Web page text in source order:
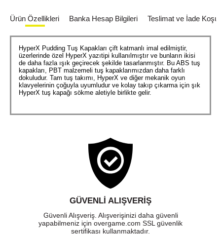
Ürün Özellikleri Banka Hesap Bilgileri Teslimat ve İade
HyperX Pudding Tuş Kapakları çift katmanlı imal edilmiştir,
üzerlerinde özel HyperX yazıtipi kullanılmıştır ve bunların ikisi
de daha fazla ışık geçirecek şekilde tasarlanmıştır. Bu ABS tuş
kapakları, PBT malzemeli tuş kapaklarımızdan daha farklı
dokuludur. Tam tuş takımı, HyperX ve diğer mekanik oyun
klavyelerinin çoğuyla uyumludur ve kolay takıp çıkarma için şık
HyperX tuş kapağı sökme aletiyle birlikte gelir.
GÜVENLI ALIŞVERIŞ
Güvenli Alışveriş. Alışverişinizi daha güvenli
yapabilmeniz için overgame.com SSL güvenlik
sertifikası kullanmaktadır.